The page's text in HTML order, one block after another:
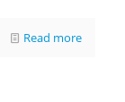
Read more